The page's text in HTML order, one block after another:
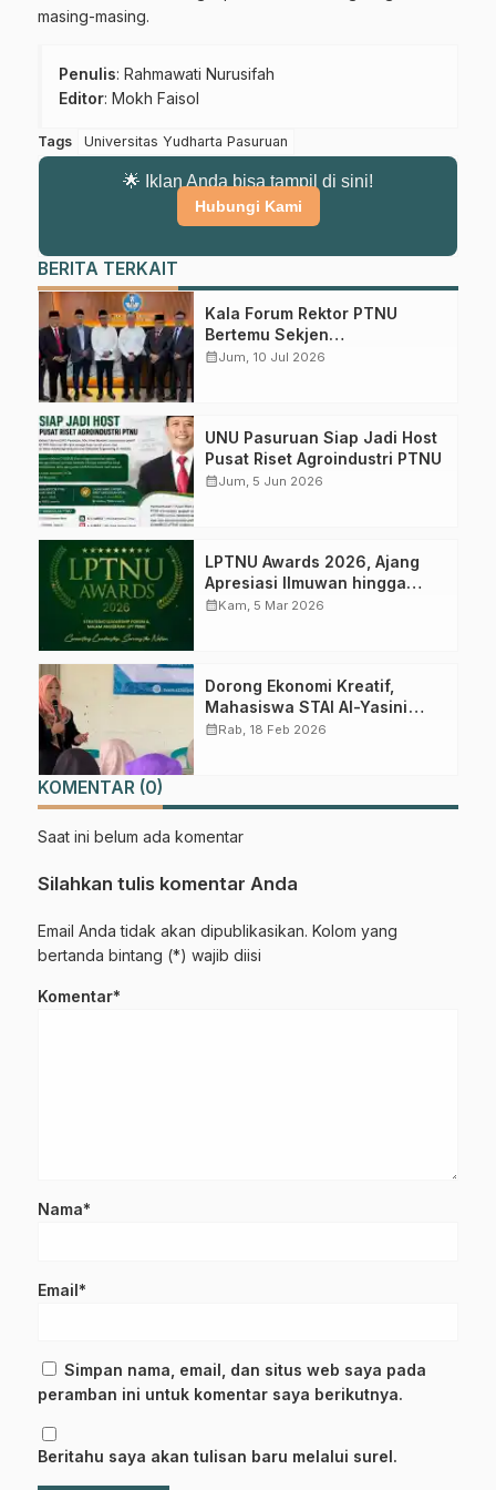
Gabung Channel WhatsApp NU
Pasuruan
Dapatkan info kegiatan, kajian, dan berita terbaru langsung dari
sumber resmi NU Pasuruan.
Join Sekarang
masing-masing.
Penulis: Rahmawati Nurusifah
Editor: Mokh Faisol
Tags Universitas Yudharta Pasuruan
🌟 Iklan Anda bisa tampil di sini!
Hubungi Kami
BERITA TERKAIT
Kala Forum Rektor PTNU
Bertemu Sekjen
Kemendiktisaintek: Merajut
calendar_monthJum, 10 Jul 2026
UNU Pasuruan Siap Jadi Host
Pusat Riset Agroindustri PTNU
calendar_monthJum, 5 Jun 2026
LPTNU Awards 2026, Ajang
Apresiasi Ilmuwan hingga
Mahasiswa NU Berprestasi
calendar_monthKam, 5 Mar 2026
Dorong Ekonomi Kreatif,
Mahasiswa STAI Al-Yasini
Bekali Warga Pekangkungan
calendar_monthRab, 18 Feb 2026
KOMENTAR (0)
Saat ini belum ada komentar
Silahkan tulis komentar Anda
Email Anda tidak akan dipublikasikan. Kolom yang
bertanda bintang (*) wajib diisi
Komentar*
Nama*
Email*
Simpan nama, email, dan situs web saya pada
peramban ini untuk komentar saya berikutnya.
Beritahu saya akan tulisan baru melalui surel.